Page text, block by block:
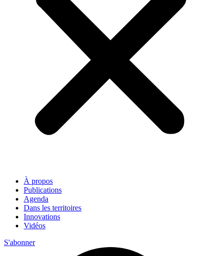
À propos
Publications
Agenda
Dans les territoires
Innovations
Vidéos
S'abonner